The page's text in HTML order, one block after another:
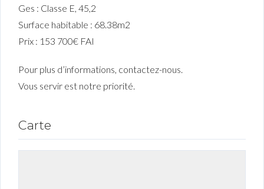
Ges : Classe E, 45,2
Surface habitable : 68.38m2
Prix : 153 700€ FAI
Pour plus d’informations, contactez-nous.
Vous servir est notre priorité.
Carte